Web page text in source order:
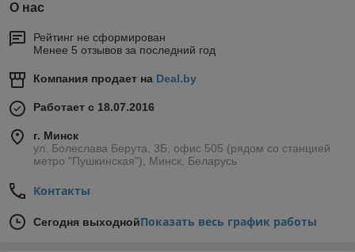
О нас
Рейтинг не сформирован
Менее 5 отзывов за последний год
Компания продает на Deal.by
Работает с 18.07.2016
г. Минск
ул. Болеслава Берута, 3Б, офис 505 (рядом со станцией
метро "Пушкинская"), Минск, Беларусь
Контакты
Сегодня выходнойПоказать весь график работы